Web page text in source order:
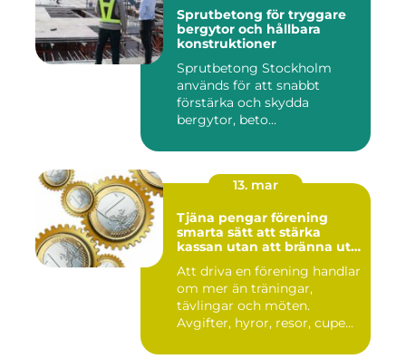
Sprutbetong för tryggare
bergytor och hållbara
konstruktioner
Sprutbetong Stockholm
används för att snabbt
förstärka och skydda
bergytor, beto...
13. mar
Tjäna pengar förening
smarta sätt att stärka
kassan utan att bränna ut
Att driva en förening handlar
om mer än träningar,
tävlingar och möten.
Avgifter, hyror, resor, cupe...